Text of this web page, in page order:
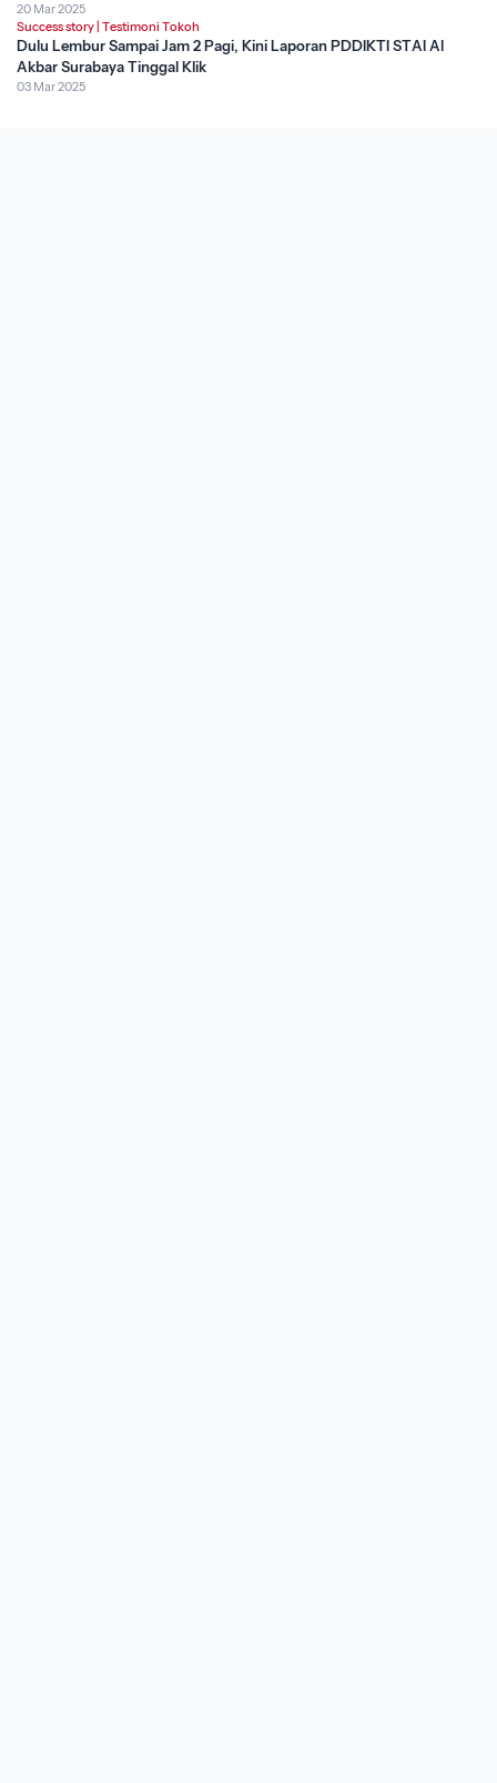
20 Mar 2025
Success story Testimoni Tokoh
Dulu Lembur Sampai Jam 2 Pagi, Kini Laporan PDDIKTI STAI Al
Akbar Surabaya Tinggal Klik
03 Mar 2025